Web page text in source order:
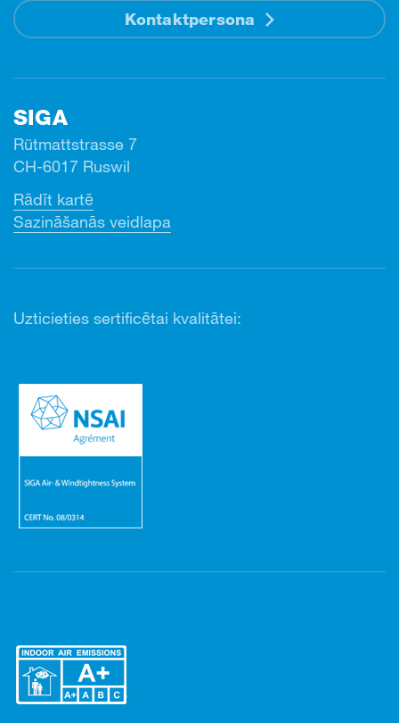
Kontaktpersona
SIGA
Rütmattstrasse 7
CH-6017 Ruswil
Rādīt kartē
Sazināšanās veidlapa
Uzticieties sertificētai kvalitātei: